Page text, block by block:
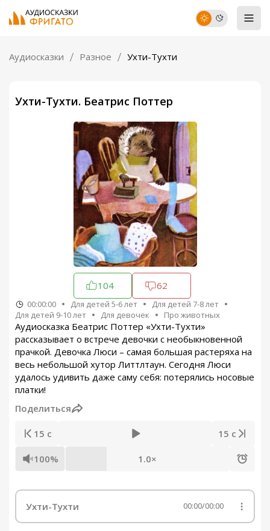
Аудиосказки Разное Ухти-Тухти
Ухти-Тухти. Беатрис Поттер
104 62
00:00:00 Для детей 5-6 лет
Для детей 7-8 лет
Для детей 9-10 лет
Для девочек Про животных
Аудиосказка Беатрис Поттер «Ухти-Тухти»
рассказывает о встрече девочки с необыкновенной
прачкой. Девочка Люси – самая большая растеряха на
весь небольшой хутор Литтлтаун. Сегодня Люси
удалось удивить даже саму себя: потерялись носовые
платки!
Поделиться
15 с 15 с
100% 1.0×
Ухти-Тухти 00:00/00:00